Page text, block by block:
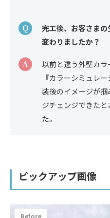
Q
完工後、お客さま
変わりましたか？
A
以前と違う外壁カラ
『カラーシミュレ
装後のイメージが
ジチェンジできた
た。
ピックアップ画像
Before